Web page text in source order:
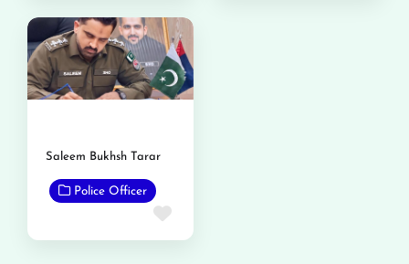
Saleem Bukhsh Tarar
Police Officer
Favorite